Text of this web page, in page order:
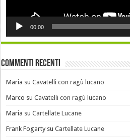
00:00
Commenti recenti
Maria suCavatelli con ragù lucano
Marco suCavatelli con ragù lucano
Maria suCartellate Lucane
Frank FogartysuCartellate Lucane